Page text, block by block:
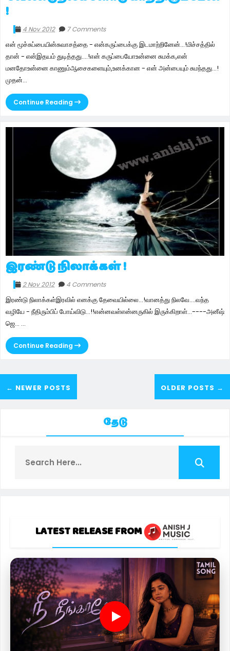
!
4 Nov 2012 7 Comments
என் மூச்சுப்பையின்சுவாசத்தை - என்கருப்பைக்கு இடமாற்றினேன்...!மிச்சத்தில்
தான் - என்இதயம் துடித்தது....!என் கருப்பையோஉன்னை சுமக்க,என்
மனதோஉன்னை காணும்ஆசைகளையும்,உனக்கான - என் அன்பையும் சுமந்தது...!
முதன்...
Continue Reading
இரண்டு நிலாக்கள் !
2 Nov 2012 4 Comments
இரண்டு நிலாக்கள்இரவில் எனக்கு தேவையில்லை...!வானத்து நிலவே....வந்த
வழியே - நீதிரும்பிப் போய்விடு...!!என்னவள்என்னருகில் இருக்கிறாள்...----அனீஷ்
ஜெ... ...
Continue Reading
← NEWER POSTS OLDER POSTS →
தேடு
LATEST RELEASE FROM